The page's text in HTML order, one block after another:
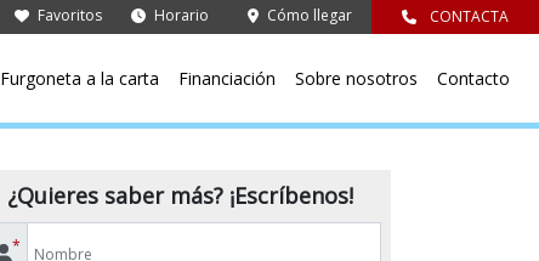
Favoritos Horario Cómo llegar CONTACTA
Furgoneta a la carta Financiación Sobre nosotros Contacto
¿Quieres saber más? ¡Escríbenos!
*